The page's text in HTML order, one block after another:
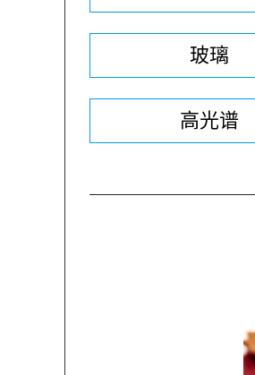
玻璃
高光谱